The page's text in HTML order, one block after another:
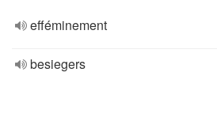
efféminement
besiegers